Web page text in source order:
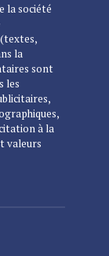
la société
la
sont
les
à la
valeurs